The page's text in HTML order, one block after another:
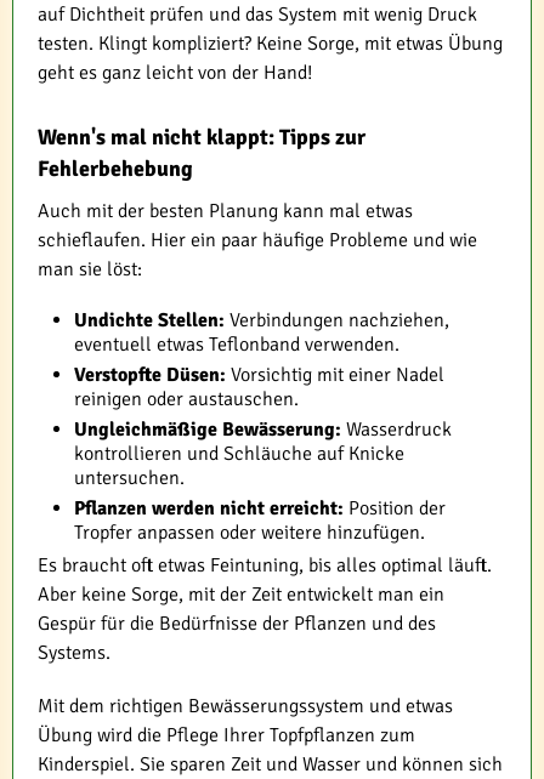
auf Dichtheit prüfen und das System mit wenig Druck
testen. Klingt kompliziert? Keine Sorge, mit etwas Übung
geht es ganz leicht von der Hand!
Wenn's mal nicht klappt: Tipps zur
Fehlerbehebung
Auch mit der besten Planung kann mal etwas
schieflaufen. Hier ein paar häufige Probleme und wie
man sie löst:
Undichte Stellen: Verbindungen nachziehen,
eventuell etwas Teflonband verwenden.
Verstopfte Düsen: Vorsichtig mit einer Nadel
reinigen oder austauschen.
Ungleichmäßige Bewässerung: Wasserdruck
kontrollieren und Schläuche auf Knicke
untersuchen.
Pflanzen werden nicht erreicht: Position der
Tropfer anpassen oder weitere hinzufügen.
Es braucht oft etwas Feintuning, bis alles optimal läuft.
Aber keine Sorge, mit der Zeit entwickelt man ein
Gespür für die Bedürfnisse der Pflanzen und des
Systems.
Mit dem richtigen Bewässerungssystem und etwas
Übung wird die Pflege Ihrer Topfpflanzen zum
Kinderspiel. Sie sparen Zeit und Wasser und können sich